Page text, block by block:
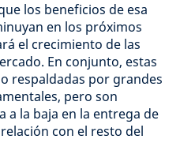
los beneficios de esa
en los próximos
el crecimiento de las
En conjunto, estas
respaldadas por grandes
pero son
a la baja en la entrega de
con el resto del